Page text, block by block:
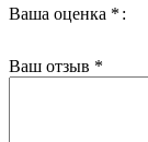
Ваша оценка *
Ваш отзыв *